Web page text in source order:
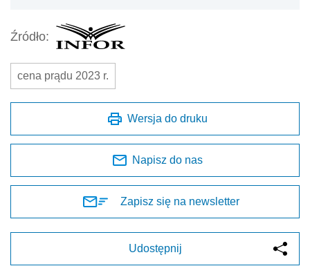
Źródło:
cena prądu 2023 r.
Wersja do druku
Napisz do nas
Zapisz się na newsletter
Udostępnij